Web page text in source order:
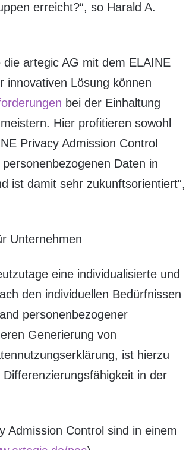
erreicht?“, so Harald A.
artegic AG mit dem ELAINE
innovativen Lösung können
bei der Einhaltung
Hier profitieren sowohl
Privacy Admission Control
Daten in
ist damit sehr zukunftsorientiert“,
Unternehmen
eine individualisierte und
den individuellen Bedürfnissen
personenbezogener
Generierung von
ist hierzu
in der
Admission Control sind in einem